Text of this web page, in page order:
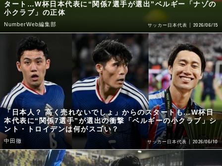
タート…W杯日本代表に“関係7選手が選出”ベルギー「ナゾの
小クラブ」の正体
NumberWeb編集部 サッカー日本代表 2026/06/15
「日本人？ 高く売れないでしょ」からのスタートも…W杯日
本代表に“関係7選手”が選出の衝撃「ベルギーの小クラブ」シ
ント・トロイデンは何がスゴい？
中田徹 サッカー日本代表 2026/06/10